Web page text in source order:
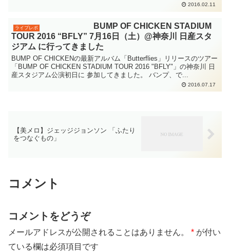
2016.02.11
ライブレポ
BUMP OF CHICKEN STADIUM
TOUR 2016 “BFLY” 7月16日（土）@神奈川 日産スタ
ジアム に行ってきました
BUMP OF CHICKENの最新アルバム「Butterflies」リリースのツアー
「BUMP OF CHICKEN STADIUM TOUR 2016 "BFLY"」の神奈川 日
産スタジアム公演初日に 参加してきました。 バンプ、で...
2016.07.17
【美メロ】ジェッジジョンソン 「ふたり
をつなぐもの」
コメント
コメントをどうぞ
メールアドレスが公開されることはありません。 * が付い
ている欄は必須項目です